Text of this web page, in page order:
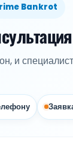
Bankrot
и